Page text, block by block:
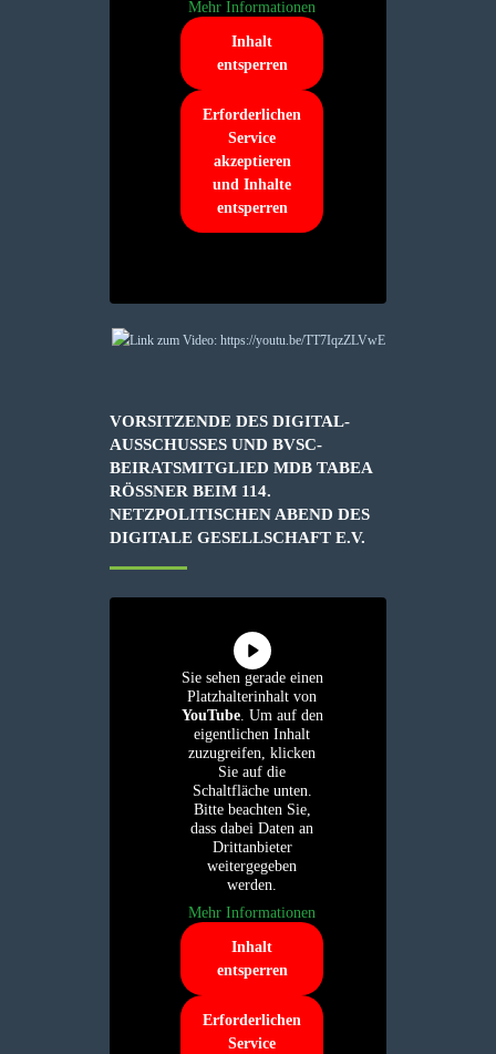
Mehr Informationen
Inhalt
entsperren
Erforderlichen
Service
akzeptieren
und Inhalte
entsperren
VORSITZENDE DES DIGITAL-
AUSSCHUSSES UND BVSC-
BEIRATSMITGLIED MDB TABEA
RÖSSNER BEIM 114. N
ETZPOLITISCHEN ABEND DES D
IGITALE GESELLSCHAFT E.V.
Sie sehen gerade einen
Platzhalterinhalt von
YouTube. Um auf den
eigentlichen Inhalt
zuzugreifen, klicken
Sie auf die
Schaltfläche unten.
Bitte beachten Sie,
dass dabei Daten an
Drittanbieter
weitergegeben
werden.
Mehr Informationen
Inhalt
entsperren
Erforderlichen
Service